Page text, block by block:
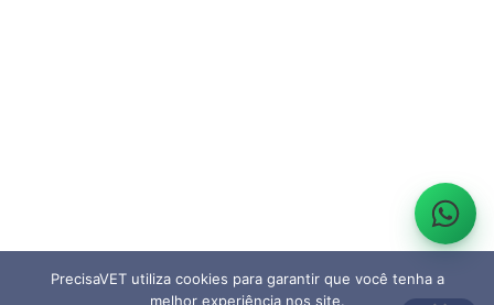
PrecisaVET utiliza cookies para garantir que você tenha a
melhor experiência nos site.